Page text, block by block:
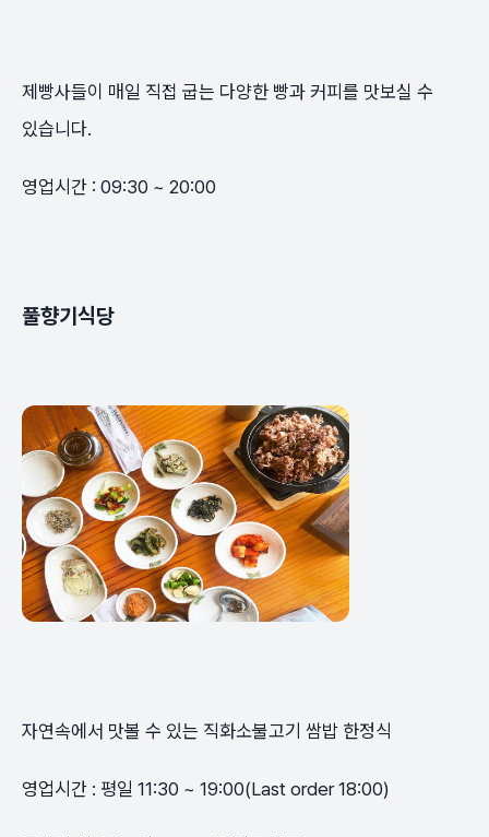
제빵사들이 매일 직접 굽는 다양한 빵과 커피를 맛보실 수
있습니다.
영업시간 : 09:30 ~ 20:00
풀향기식당
자연속에서 맛볼 수 있는 직화소불고기 쌈밥 한정식
영업시간 : 평일 11:30 ~ 19:00(Last order 18:00)